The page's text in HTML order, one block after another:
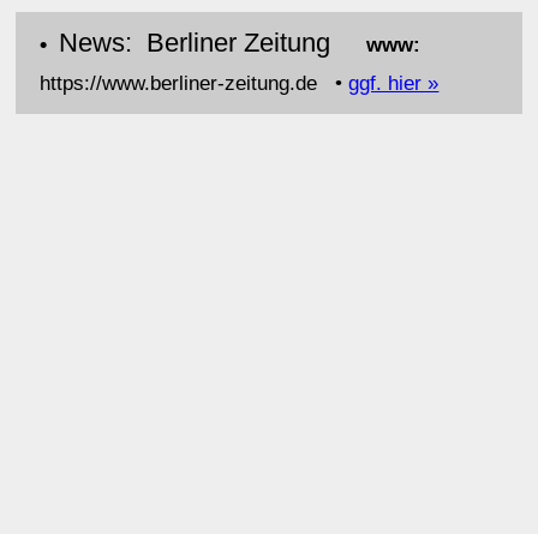
• News: Berliner Zeitungwww:
https://www.berliner-zeitung.de •ggf. hier »